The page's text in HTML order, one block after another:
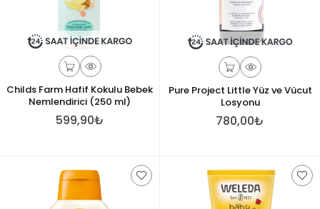
Childs Farm Hafif Kokulu Bebek
Nemlendirici (250 ml)
599,90₺
Pure Project Little Yüz ve Vücut
Losyonu
780,00₺